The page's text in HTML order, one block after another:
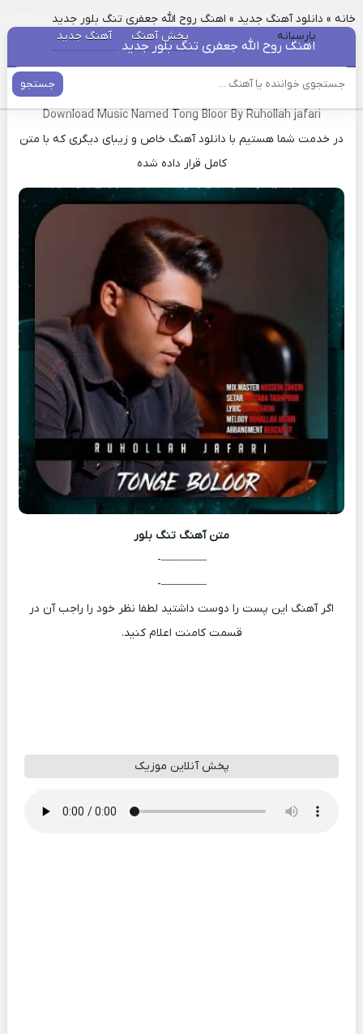
پارسیانه پخش آهنگ آهنگ جدید
جستجو
خانه» دانلود آهنگ جدید » اهنگ روح الله جعفری تنگ بلور جدید
اهنگ روح الله جعفری تنگ بلور جدید
دانلود آهنگ جدید تنگ بلور روح الله جعفری
Download Music Named Tong Bloor By Ruhollah jafari
در خدمت شما هستیم با دانلود آهنگ خاص و زیبای دیگری که با متن
کامل قرار داده شده
متن آهنگ تنگ بلور
————-
————-
اگر آهنگ این پست را دوست داشتید لطفا نظر خود را راجب آن در
قسمت کامنت اعلام کنید.
پخش آنلاین موزیک